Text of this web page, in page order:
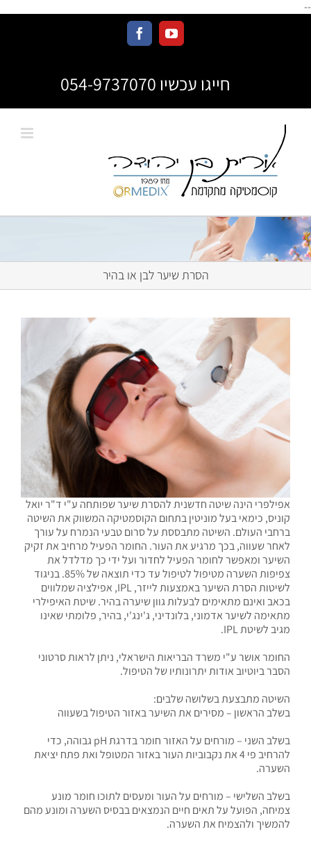
--
חייגו עכשיו 054-9737070
הסרת שיער לבן או בהיר
אפילפרי הינה שיטה חדשנית להסרת שיער שפותחה ע"י ד"ר יואל
קוניס, כימאי בעל מוניטין בתחום הקוסמטיקה המשווק את השיטה
ברחבי העולם. השיטה מתבססת על סרום טבעי הנמרח על עורך
לאחר שעווה, בכך מרגיע את העור. החומר הפעיל מרחיב את זקיק
השיער ומאפשר לחומר הפעיל לחדור ועל ידי כך מדלדל את
צפיפות השערה מטיפול לטיפול עד כדי תוצאה של 85%. בניגוד
לשיטות הסרת השיער באמצעות לייזר, IPL, אפילציה שמלווים
בכאב ואינם מתאימים לבעלות גוון שיערה בהיר. שיטת האיפילרי
מתאימה לשיער אדמוני, בלונדיני, ג'ינג'י, בהיר, פלומתי שאינו
מגיב לשיטת IPL.
החומר אושר ע"י משרד הבריאות הישראלי, ניתן לראות סרטוני
הסבר ביוטיוב אודות יתרונותיו של הטיפול.
השיטה מתבצעת בשלושה שלבים:
בשלב הראשון – מסירים את השיער באזור הטיפול בשעווה
בשלב השני – מורחים על האזור חומר בדרגת pH גבוהה, כדי
להרחיב פי 4 את נקבוביות העור באזור המטופל ואת פתח יציאת
השערה.
בשלב השלישי – מורחים על העור ומעסים לתוכו חומר מונע
צמיחה, הפועל על תאים חיים הנמצאים בבסיס השערה ומונע מהם
להמשיך ולהצמיח את השערה.